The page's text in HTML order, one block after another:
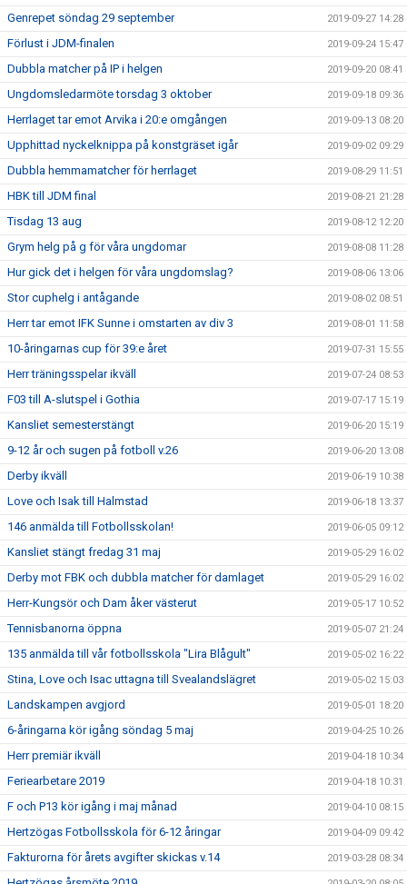
Genrepet söndag 29 september 2019-09-27 14:28
Förlust i JDM-finalen 2019-09-24 15:47
Dubbla matcher på IP i helgen 2019-09-20 08:41
Ungdomsledarmöte torsdag 3 oktober 2019-09-18 09:36
Herrlaget tar emot Arvika i 20:e omgången 2019-09-13 08:20
Upphittad nyckelknippa på konstgräset igår 2019-09-02 09:29
Dubbla hemmamatcher för herrlaget 2019-08-29 11:51
HBK till JDM final 2019-08-21 21:28
Tisdag 13 aug 2019-08-12 12:20
Grym helg på g för våra ungdomar 2019-08-08 11:28
Hur gick det i helgen för våra ungdomslag? 2019-08-06 13:06
Stor cuphelg i antågande 2019-08-02 08:51
Herr tar emot IFK Sunne i omstarten av div 3 2019-08-01 11:58
10-åringarnas cup för 39:e året 2019-07-31 15:55
Herr träningsspelar ikväll 2019-07-24 08:53
F03 till A-slutspel i Gothia 2019-07-17 15:19
Kansliet semesterstängt 2019-06-20 15:19
9-12 år och sugen på fotboll v.26 2019-06-20 13:08
Derby ikväll 2019-06-19 10:38
Love och Isak till Halmstad 2019-06-18 13:37
146 anmälda till Fotbollsskolan! 2019-06-05 09:12
Kansliet stängt fredag 31 maj 2019-05-29 16:02
Derby mot FBK och dubbla matcher för damlaget 2019-05-29 16:02
Herr-Kungsör och Dam åker västerut 2019-05-17 10:52
Tennisbanorna öppna 2019-05-07 21:24
135 anmälda till vår fotbollsskola "Lira Blågult" 2019-05-02 16:22
Stina, Love och Isac uttagna till Svealandslägret 2019-05-02 15:03
Landskampen avgjord 2019-05-01 18:20
6-åringarna kör igång söndag 5 maj 2019-04-25 10:26
Herr premiär ikväll 2019-04-18 10:34
Feriearbetare 2019 2019-04-18 10:31
F och P13 kör igång i maj månad 2019-04-10 08:15
Hertzögas Fotbollsskola för 6-12 åringar 2019-04-09 09:42
Fakturorna för årets avgifter skickas v.14 2019-03-28 08:34